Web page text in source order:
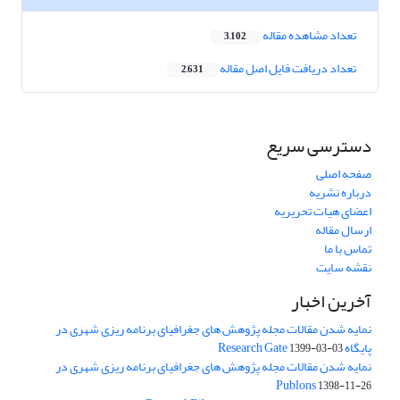
تعداد مشاهده مقاله 3,102
تعداد دریافت فایل اصل مقاله 2,631
دسترسی سریع
صفحه اصلی
درباره نشریه
اعضای هیات تحریریه
ارسال مقاله
تماس با ما
نقشه سایت
آخرین اخبار
نمایه شدن مقالات مجله پژوهش های جغرافیای برنامه ریزی شهری در
پایگاه Research Gate1399-03-03
نمایه شدن مقالات مجله پژوهش های جغرافیای برنامه ریزی شهری در
Publons1398-11-26